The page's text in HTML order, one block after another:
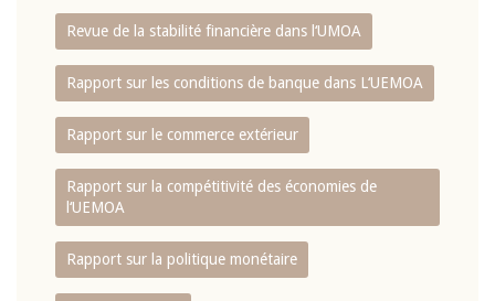
Revue de la stabilité financière dans l‘UMOA
Rapport sur les conditions de banque dans L‘UEMOA
Rapport sur le commerce extérieur
Rapport sur la compétitivité des économies de
l‘UEMOA
Rapport sur la politique monétaire